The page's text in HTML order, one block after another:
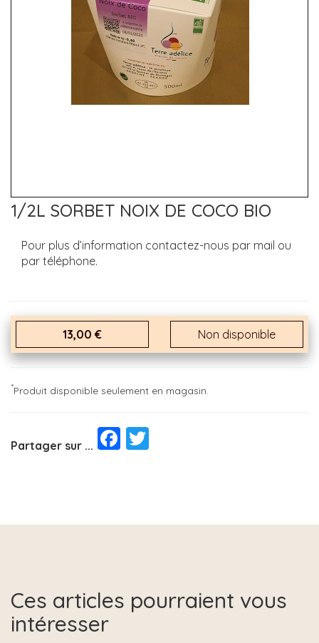
1/2L SORBET NOIX DE COCO BIO
Pour plus d’information contactez-nous par mail ou
par téléphone.
13,00 € Non disponible
*Produit disponible seulement en magasin.
Partager sur ...
Facebook
Ces articles pourraient vous
intéresser